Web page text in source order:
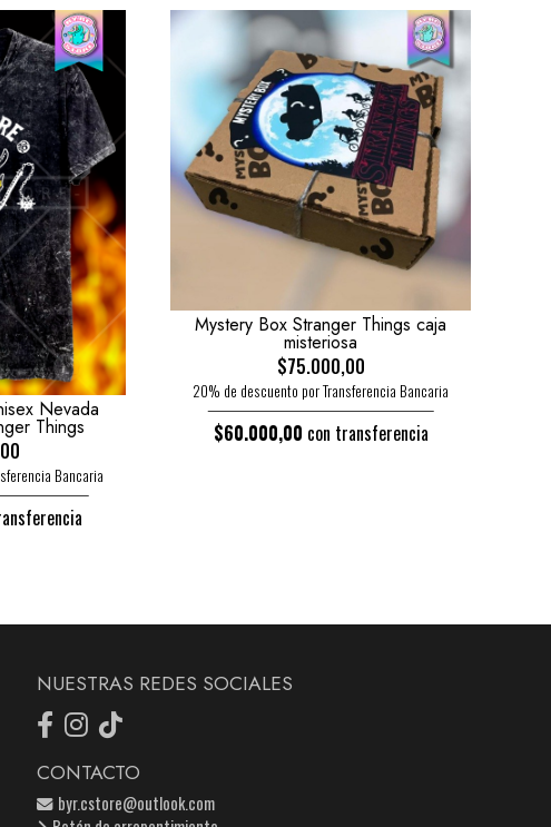
Nevada
Things
Bancaria
Mystery Box Stranger Things caja
misteriosa
$75.000,00
20% de descuento por Transferencia Bancaria
$60.000,00 con transferencia
NUESTRAS REDES SOCIALES
CONTACTO
byr.cstore@outlook.com